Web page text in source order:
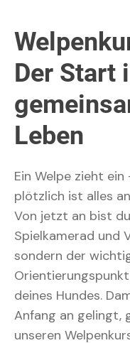
Der Start
Leben
Ein Welpe zieht ein
plötzlich ist alles
Von jetzt an bist
Spielkamerad und
sondern der
deines Hundes.
Anfang an gelingt,
unseren